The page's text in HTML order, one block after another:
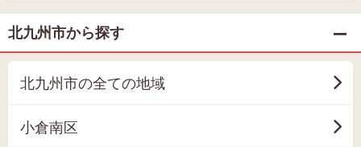
北九州市から探す
北九州市の全ての地域
小倉南区